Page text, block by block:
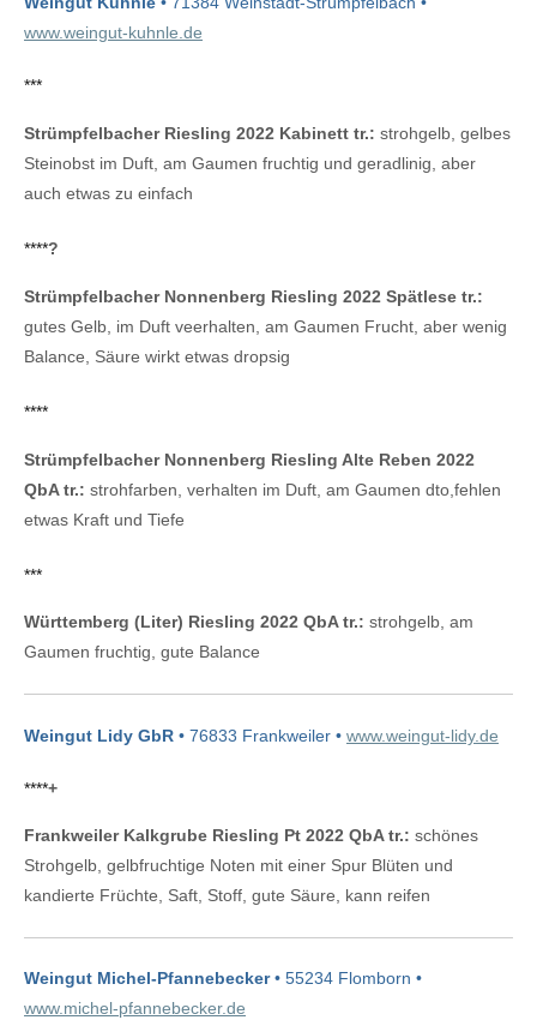
www.weingut-kuhnle.de
***
Strümpfelbacher Riesling 2022 Kabinett tr.: strohgelb, gelbes
Steinobst im Duft, am Gaumen fruchtig und geradlinig, aber
auch etwas zu einfach
****?
Strümpfelbacher Nonnenberg Riesling 2022 Spätlese tr.:
gutes Gelb, im Duft veerhalten, am Gaumen Frucht, aber wenig
Balance, Säure wirkt etwas dropsig
****
Strümpfelbacher Nonnenberg Riesling Alte Reben 2022
QbA tr.: strohfarben, verhalten im Duft, am Gaumen dto,fehlen
etwas Kraft und Tiefe
***
Württemberg (Liter) Riesling 2022 QbA tr.: strohgelb, am
Gaumen fruchtig, gute Balance
Weingut Lidy GbR • 76833 Frankweiler • www.weingut-lidy.de
****+
Frankweiler Kalkgrube Riesling Pt 2022 QbA tr.: schönes
Strohgelb, gelbfruchtige Noten mit einer Spur Blüten und
kandierte Früchte, Saft, Stoff, gute Säure, kann reifen
Weingut Michel-Pfannebecker• 55234 Flomborn •
www.michel-pfannebecker.de